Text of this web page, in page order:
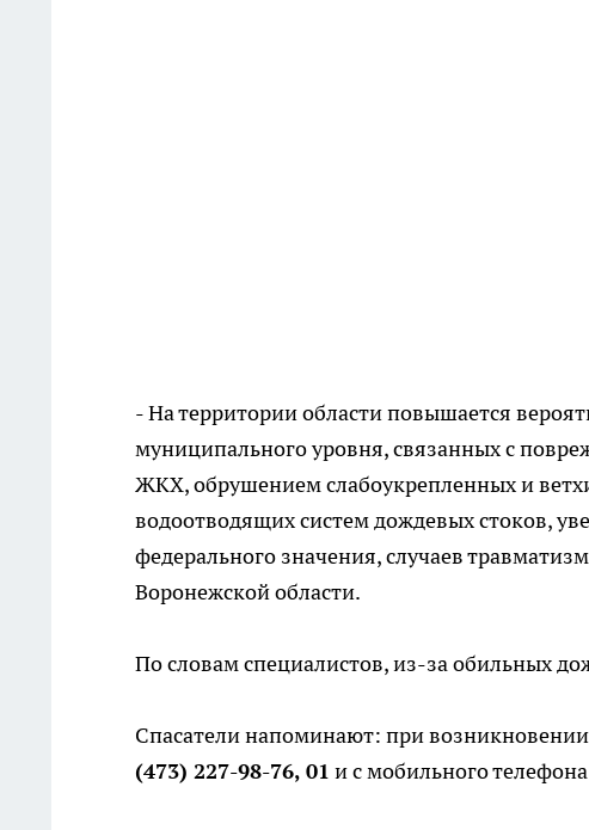
- На территории области повышается
муниципального уровня, связанных с
ЖКХ, обрушением слабоукрепленных и
водоотводящих систем дождевых стоков,
федерального значения, случаев
Воронежской области.
По словам специалистов, из-за обильных
Спасатели напоминают: при
(473) 227-98-76, 01 и с мобильного телефона